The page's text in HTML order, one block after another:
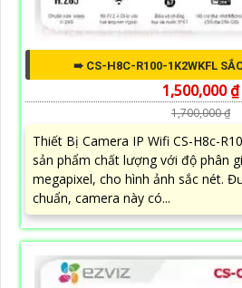
➠ CS-H8C-R100-1K2WKFL
1,500,000 ₫
1,700,000 ₫
Thiết Bị Camera IP Wifi CS-H8c-
sản phẩm chất lượng với độ phân
megapixel, cho hình ảnh sắc nét.
chuẩn, camera này có...